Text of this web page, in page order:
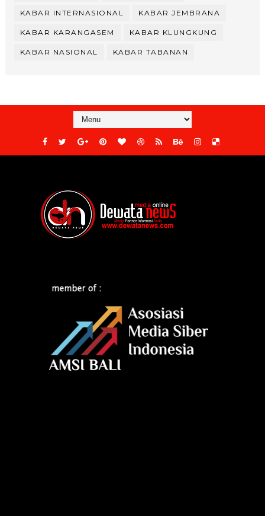
KABAR INTERNASIONAL KABAR JEMBRANA
KABAR KARANGASEM KABAR KLUNGKUNG
KABAR NASIONAL KABAR TABANAN